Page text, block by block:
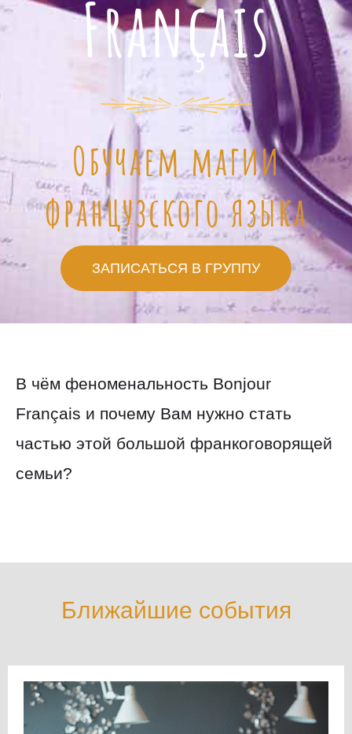
Français
Обучаем магии
французского языка
ЗАПИСАТЬСЯ В ГРУППУ
В чём феноменальность Bonjour
Français и почему Вам нужно стать
частью этой большой франкоговорящей
семьи?
Ближайшие события